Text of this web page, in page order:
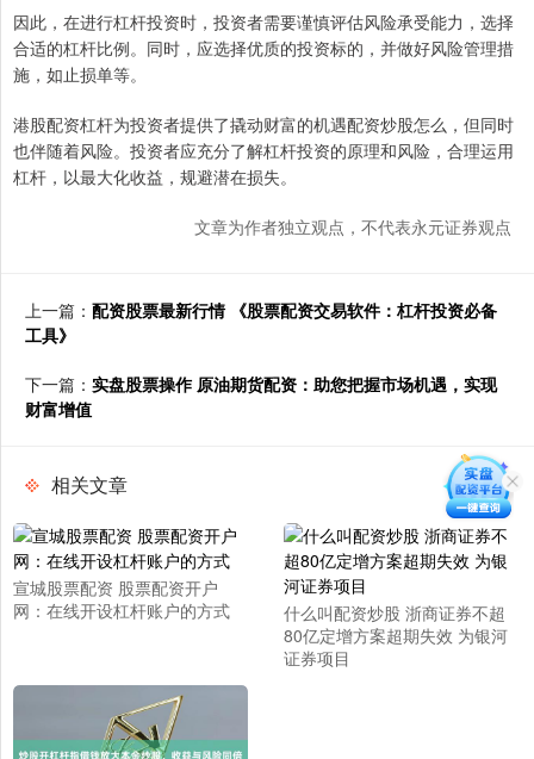
因此，在进行杠杆投资时，投资者需要谨慎评估风险承受能力，选择
合适的杠杆比例。同时，应选择优质的投资标的，并做好风险管理措
施，如止损单等。
港股配资杠杆为投资者提供了撬动财富的机遇配资炒股怎么，但同时
也伴随着风险。投资者应充分了解杠杆投资的原理和风险，合理运用
杠杆，以最大化收益，规避潜在损失。
文章为作者独立观点，不代表永元证券观点
上一篇： 配资股票最新行情 《股票配资交易软件：杠杆投资必备
工具》
下一篇： 实盘股票操作 原油期货配资：助您把握市场机遇，实现
财富增值
相关文章
宣城股票配资 股票配资开户
网：在线开设杠杆账户的方式
什么叫配资炒股 浙商证券不超
80亿定增方案超期失效 为银河
证券项目